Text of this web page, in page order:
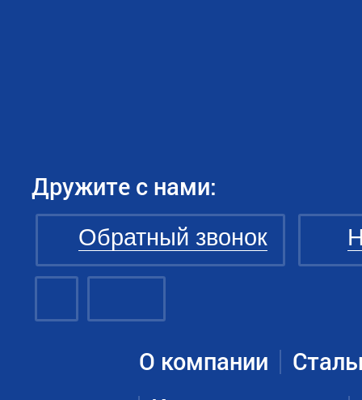
Дружите с нами:
О компании
Обратный звонок